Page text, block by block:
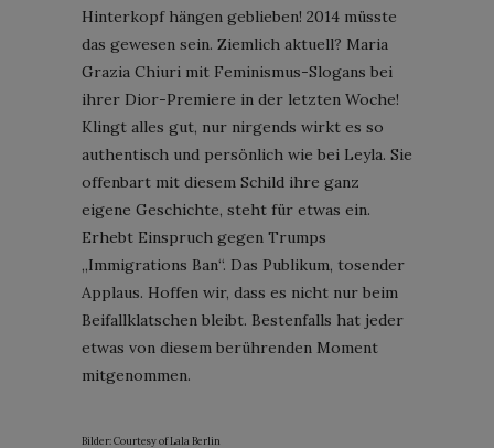
Hinterkopf hängen geblieben! 2014 müsste
das gewesen sein. Ziemlich aktuell? Maria
Grazia Chiuri mit Feminismus-Slogans bei
ihrer Dior-Premiere in der letzten Woche!
Klingt alles gut, nur nirgends wirkt es so
authentisch und persönlich wie bei Leyla. Sie
offenbart mit diesem Schild ihre ganz
eigene Geschichte, steht für etwas ein.
Erhebt Einspruch gegen Trumps
„Immigrations Ban“. Das Publikum, tosender
Applaus. Hoffen wir, dass es nicht nur beim
Beifallklatschen bleibt. Bestenfalls hat jeder
etwas von diesem berührenden Moment
mitgenommen.
Bilder: Courtesy of Lala Berlin